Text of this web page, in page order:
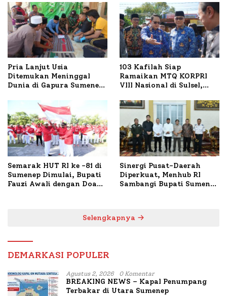
Pria Lanjut Usia
Ditemukan Meninggal
Dunia di Gapura Sumenep,
103 Kafilah Siap
Ramaikan MTQ KORPRI
VIII Nasional di Sulsel,
Semarak HUT RI ke -81 di
Sumenep Dimulai, Bupati
Fauzi Awali dengan Doa
Sinergi Pusat-Daerah
Diperkuat, Menhub RI
Sambangi Bupati Sumenep
Selengkapnya
DEMARKASI POPULER
Agustus 2, 2026 0 Komentar
BREAKING NEWS – Kapal Penumpang
Terbakar di Utara Sumenep